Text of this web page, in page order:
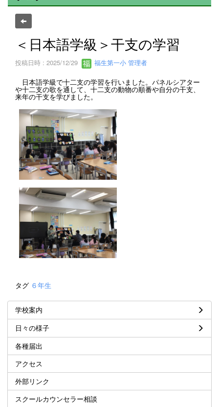
＜日本語学級＞干支の学習
投稿日時 : 2025/12/29 福生第一小 管理者
日本語学級で十二支の学習を行いました。パネルシアター
や十二支の歌を通して、十二支の動物の順番や自分の干支、
来年の干支を学びました。
タグ ６年生
学校案内
日々の様子
各種届出
アクセス
外部リンク
スクールカウンセラー相談